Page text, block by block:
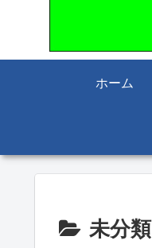
ホーム
未分類